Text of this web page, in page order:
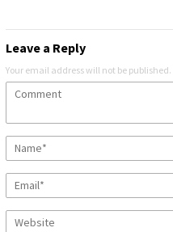
Leave a Reply
Your email address will not be published.